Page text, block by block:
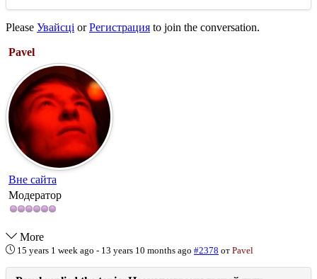
Please Увайсці orРегистрация to join the conversation.
Pavel
Вне сайта
Модератор
More
15 years 1 week ago - 13 years 10 months ago #2378 от Pavel